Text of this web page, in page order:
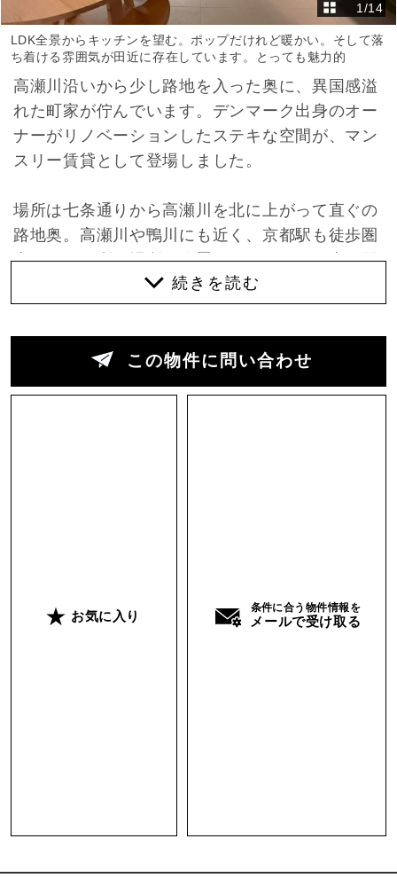
1/14
LDK全景からキッチンを望む。ポップだけれど暖かい。そして落
ち着ける雰囲気が田近に存在しています。とっても魅力的
高瀬川沿いから少し路地を入った奥に、異国感溢
れた町家が佇んでいます。デンマーク出身のオー
ナーがリノベーションしたステキな空間が、マン
スリー賃貸として登場しました。
場所は七条通りから高瀬川を北に上がって直ぐの
路地奥。高瀬川や鴨川にも近く、京都駅も徒歩圏
内という便利な場所に位置しています。三十三間
堂や国立博物館も勿論お散歩圏内。観光滞在も暮
らすにもかなりいいところです。
オーナーが自らリノベーションされた町家は、仕
上げ材の選定や納め方、DIY感の出し方などとて
して、壁側にはくつろぎスペース。食事を中心と
した団らん。壁際でのソファーでの落ち着ける珈
ー、手前には書斎コーナーと自然に、居心地が良
この物件に問い合わせ
お気に入り
条件に合う物件情報を
メールで受け取る